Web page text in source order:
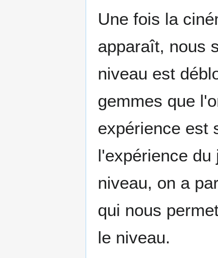
Une fois la
apparaît, nous
niveau est
gemmes que
expérience est
l'expérience du
niveau, on a
qui nous
le niveau.